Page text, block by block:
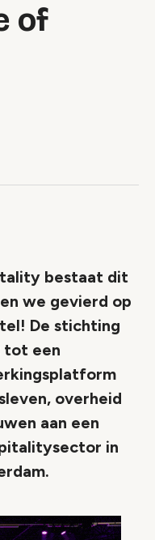
of
bestaat dit
we gevierd op
De stichting
tot een
overheid
aan een
in